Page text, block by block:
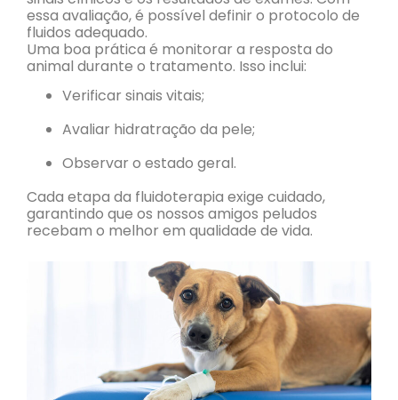
essa avaliação, é possível definir o protocolo de
fluidos adequado.
Uma boa prática é monitorar a resposta do
animal durante o tratamento. Isso inclui:
Verificar sinais vitais;
Avaliar hidratração da pele;
Observar o estado geral.
Cada etapa da fluidoterapia exige cuidado,
garantindo que os nossos amigos peludos
recebam o melhor em qualidade de vida.